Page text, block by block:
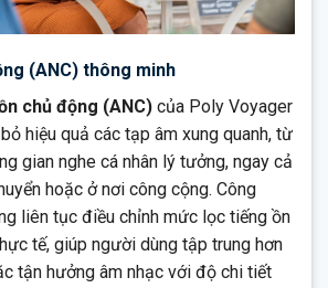
(ANC) thông minh
chủ động (ANC) của Poly Voyager
hiệu quả các tạp âm xung quanh, từ
gian nghe cá nhân lý tưởng, ngay cả
hoặc ở nơi công cộng. Công
liên tục điều chỉnh mức lọc tiếng ồn
tế, giúp người dùng tập trung hơn
tận hưởng âm nhạc với độ chi tiết